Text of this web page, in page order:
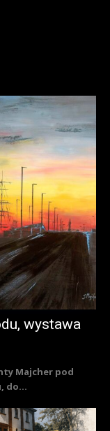
wystawa
Majcher pod
do...